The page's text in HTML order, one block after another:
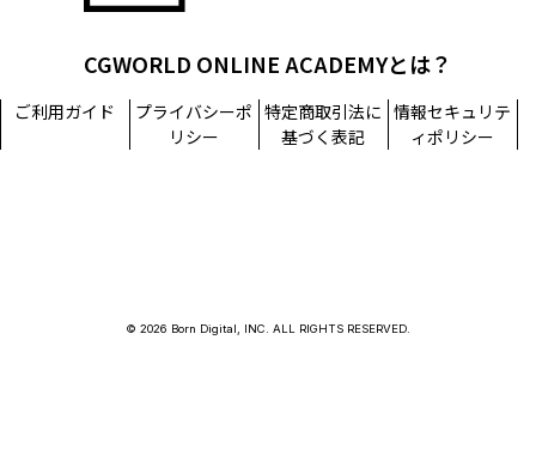
CGWORLD ONLINE ACADEMYとは？
ご利用ガイド
プライバシーポ
リシー
特定商取引法に
基づく表記
情報セキュリテ
ィポリシー
© 2026 Born Digital, INC. ALL RIGHTS RESERVED.